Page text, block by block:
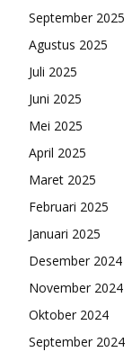
September 2025
Agustus 2025
Juli 2025
Juni 2025
Mei 2025
April 2025
Maret 2025
Februari 2025
Januari 2025
Desember 2024
November 2024
Oktober 2024
September 2024